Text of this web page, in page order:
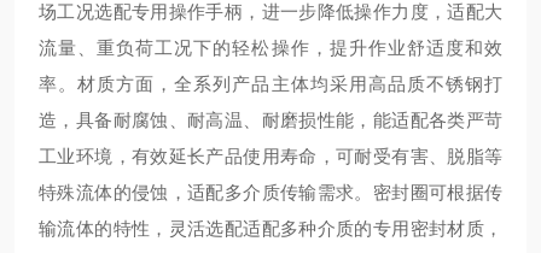
场工况选配专用操作手柄，进一步降低操作力度，适配大
流量、重负荷工况下的轻松操作，提升作业舒适度和效
率。材质方面，全系列产品主体均采用高品质不锈钢打
造，具备耐腐蚀、耐高温、耐磨损性能，能适配各类严苛
工业环境，有效延长产品使用寿命，可耐受有害、脱脂等
特殊流体的侵蚀，适配多介质传输需求。密封圈可根据传
输流体的特性，灵活选配适配多种介质的专用密封材质，